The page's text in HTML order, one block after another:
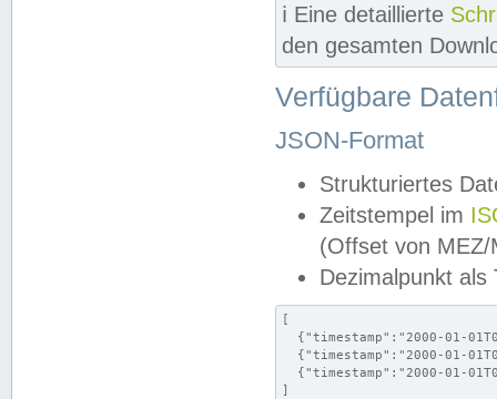
ℹ️ Eine detaillierte
den gesamten
Verfügbare
JSON-Format
Strukturiertes
Zeitstempel im
(Offset von MEZ/
Dezimalpunkt als
[
{"timestamp":"2000-01-
{"timestamp":"2000-01-
{"timestamp":"2000-01-
]